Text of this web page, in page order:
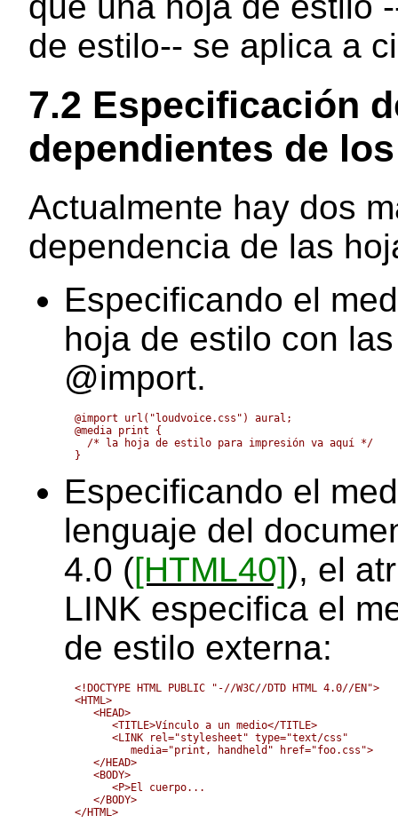
de estilo-- se aplica a
7.2 Especificación
dependientes de
Actualmente hay dos
dependencia de las
Especificando el
hoja de estilo con
@import.
@import url("loudvoice.css") aural;
@media print {
  /* la hoja de estilo para impresión va aquí */
Especificando el
lenguaje del
4.0 ([HTML40]), el
LINK especifica el
de estilo externa:
<!DOCTYPE HTML PUBLIC "-//W3C//DTD HTML 4.0//EN">
<HTML>
   <HEAD>
      <TITLE>Vínculo a un medio</TITLE>
      <LINK rel="stylesheet" type="text/css"
   </HEAD>
   <BODY>
      <P>El cuerpo...
   </BODY>
</HTML>